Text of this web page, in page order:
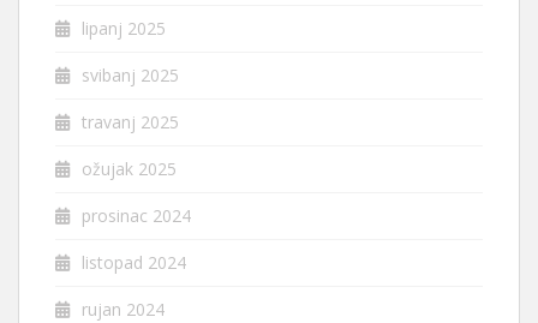
lipanj 2025
svibanj 2025
travanj 2025
ožujak 2025
prosinac 2024
listopad 2024
rujan 2024